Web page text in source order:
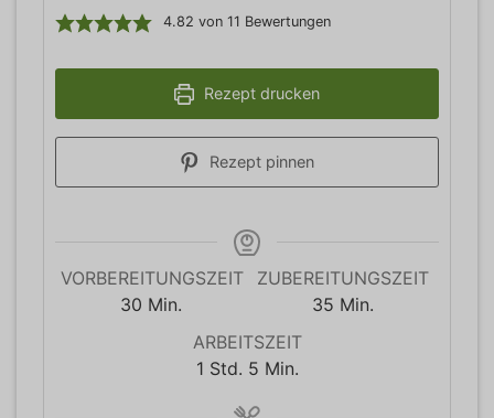
4.82 von 11 Bewertungen
Rezept drucken
Rezept pinnen
VORBEREITUNGSZEIT
30 Minuten
Min.
ZUBEREITUNGSZEIT
35 Minuten
Min.
ARBEITSZEIT
1Stunde
Std. 5Minuten
Min.